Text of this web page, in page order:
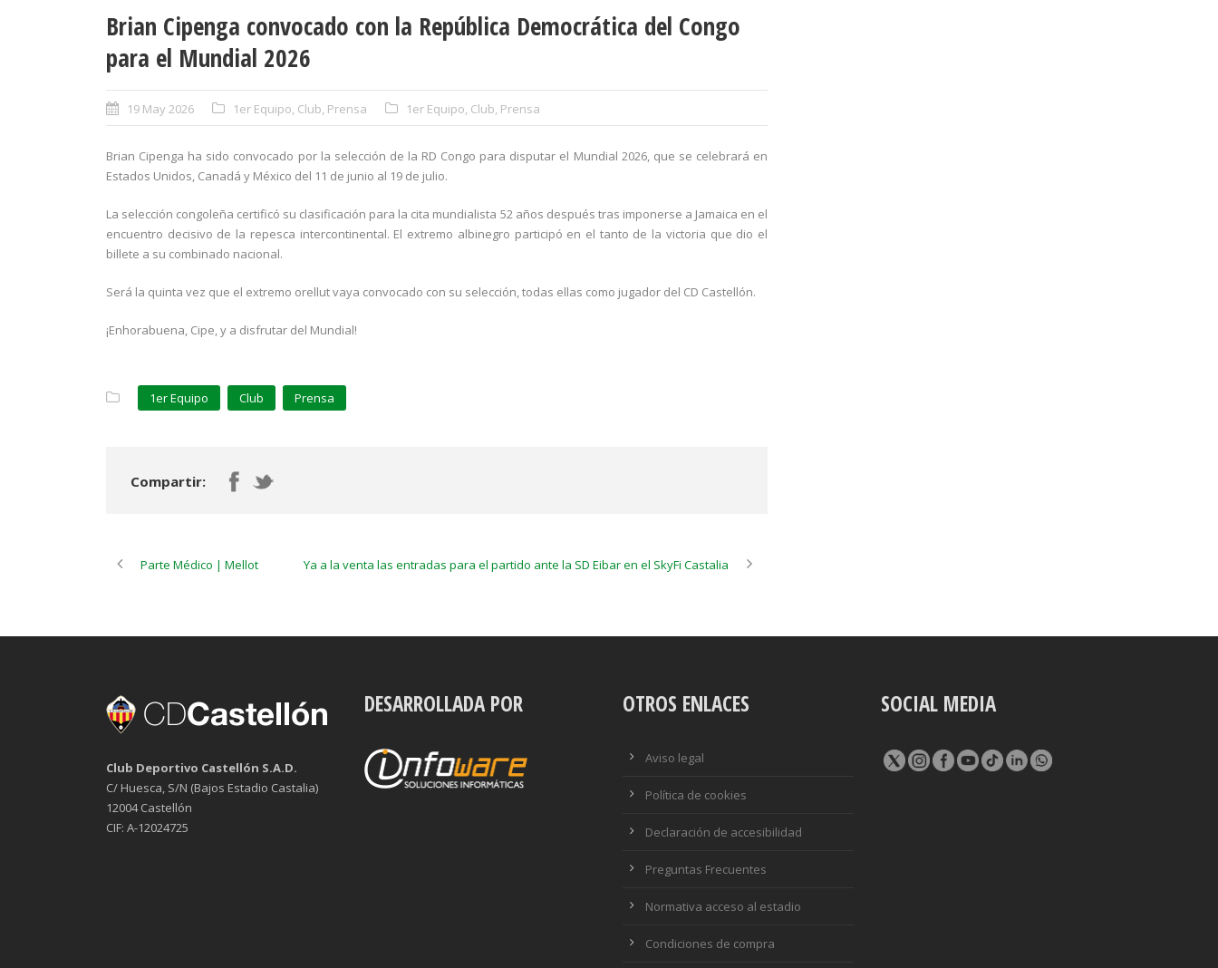
Brian Cipenga convocado con la República Democrática del Congo
para el Mundial 2026
19 May 2026 1er Equipo, Club, Prensa 1er Equipo, Club, Prensa
Brian Cipenga ha sido convocado por la selección de la RD Congo para disputar el Mundial 2026, que se celebrará en
Estados Unidos, Canadá y México del 11 de junio al 19 de julio.
La selección congoleña certificó su clasificación para la cita mundialista 52 años después tras imponerse a Jamaica en el
encuentro decisivo de la repesca intercontinental. El extremo albinegro participó en el tanto de la victoria que dio el
billete a su combinado nacional.
Será la quinta vez que el extremo orellut vaya convocado con su selección, todas ellas como jugador del CD Castellón.
¡Enhorabuena, Cipe, y a disfrutar del Mundial!
1er Equipo Club Prensa
Compartir:
Parte Médico | Mellot Ya a la venta las entradas para el partido ante la SD Eibar en el SkyFi Castalia
Club Deportivo Castellón S.A.D.
C/ Huesca, S/N (Bajos Estadio Castalia)
12004 Castellón
CIF: A-12024725
DESARROLLADA POR OTROS ENLACES
Aviso legal
Política de cookies
Declaración de accesibilidad
Preguntas Frecuentes
Normativa acceso al estadio
Condiciones de compra
SOCIAL MEDIA